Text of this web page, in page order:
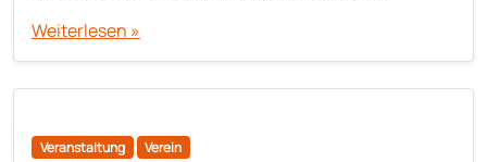
Weiterlesen »
Veranstaltung Verein